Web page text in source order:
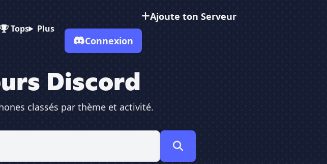
Tops Plus
Ajoute ton Serveur
Connexion
Discord
classés par thème et activité.